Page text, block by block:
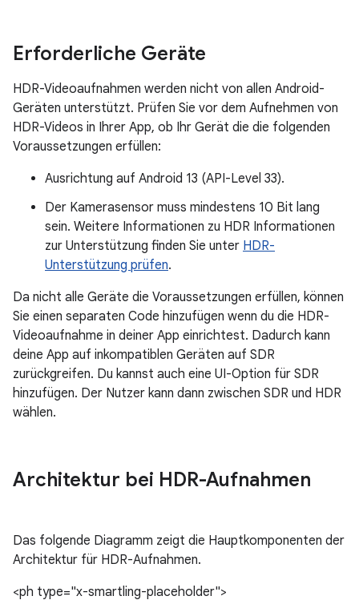
Erforderliche Geräte
HDR-Videoaufnahmen werden nicht von allen Android-
Geräten unterstützt. Prüfen Sie vor dem Aufnehmen von
HDR-Videos in Ihrer App, ob Ihr Gerät die die folgenden
Voraussetzungen erfüllen:
Ausrichtung auf Android 13 (API-Level 33).
Der Kamerasensor muss mindestens 10 Bit lang
sein. Weitere Informationen zu HDR Informationen
zur Unterstützung finden Sie unter HDR-
Unterstützung prüfen.
Da nicht alle Geräte die Voraussetzungen erfüllen, können
Sie einen separaten Code hinzufügen wenn du die HDR-
Videoaufnahme in deiner App einrichtest. Dadurch kann
deine App auf inkompatiblen Geräten auf SDR
zurückgreifen. Du kannst auch eine UI-Option für SDR
hinzufügen. Der Nutzer kann dann zwischen SDR und HDR
wählen.
Architektur bei HDR-Aufnahmen
Das folgende Diagramm zeigt die Hauptkomponenten der
Architektur für HDR-Aufnahmen.
<ph type="x-smartling-placeholder">